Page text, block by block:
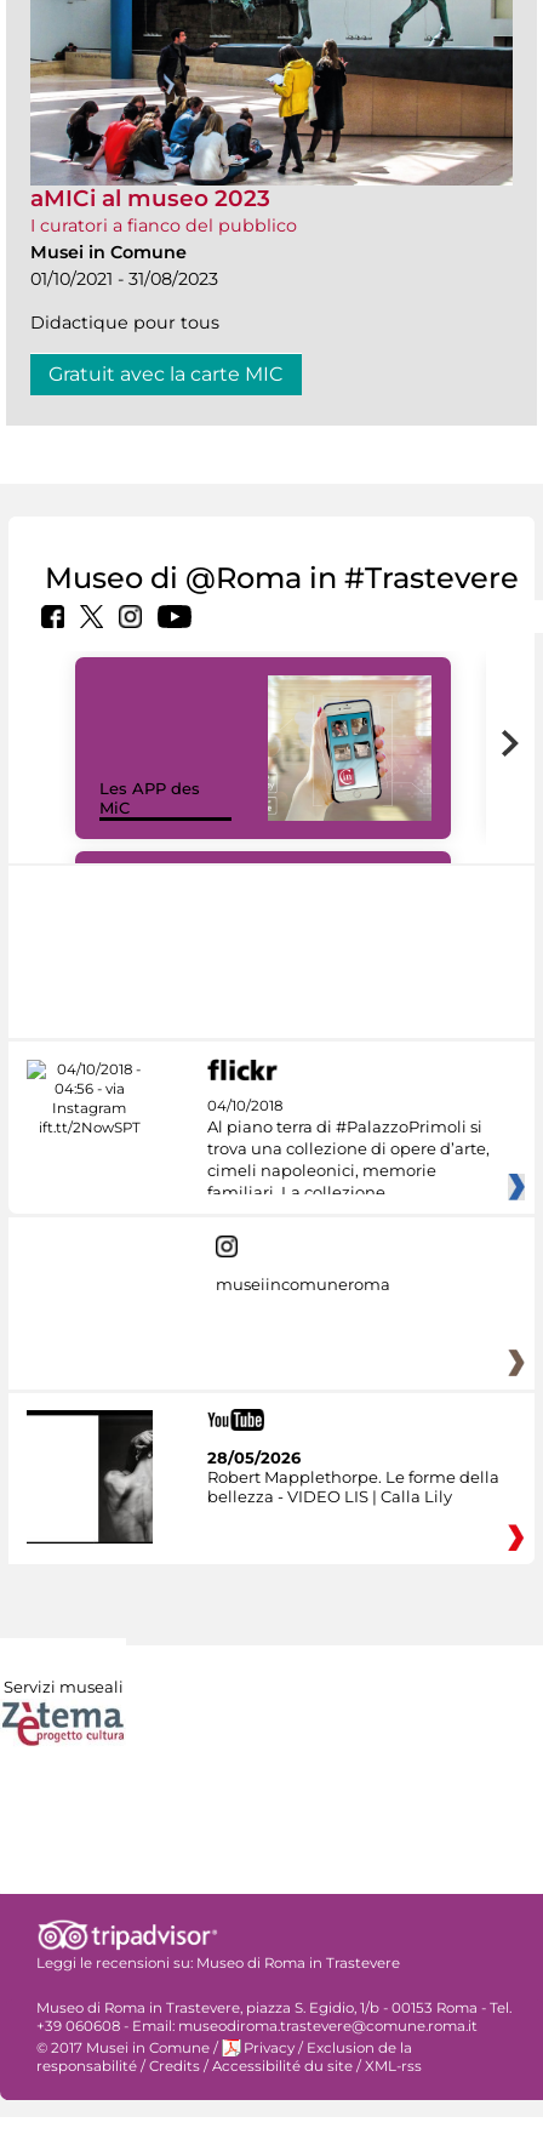
aMICi al museo 2023
I curatori a fianco del pubblico
Musei in Comune
01/10/2021 - 31/08/2023
Didactique pour tous
Gratuit avec la carte MIC
Museo di @Roma in #Trastevere
Les APP des
MiC
04/10/2018
Al piano terra di #PalazzoPrimoli si
trova una collezione di opere d’arte,
cimeli napoleonici, memorie
familiari. La collezione
museiincomuneroma
28/05/2026
Robert Mapplethorpe. Le forme della
bellezza - VIDEO LIS | Calla Lily
Servizi museali
Leggi le recensioni su: Museo di Roma in Trastevere
Museo di Roma in Trastevere, piazza S. Egidio, 1/b - 00153 Roma - Tel.
+39 060608 - Email: museodiroma.trastevere@comune.roma.it
© 2017 Musei in Comune / Privacy / Exclusion de la
responsabilité / Credits / Accessibilité du site / XML-rss